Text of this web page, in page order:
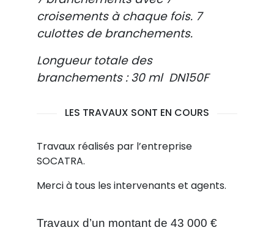
croisements à chaque fois. 7
culottes de branchements.
Longueur totale des
branchements : 30 ml DN150F
LES TRAVAUX SONT EN COURS
Travaux réalisés par l’entreprise
SOCATRA.
Merci à tous les intervenants et agents.
Travaux d’un montant de 43 000 €